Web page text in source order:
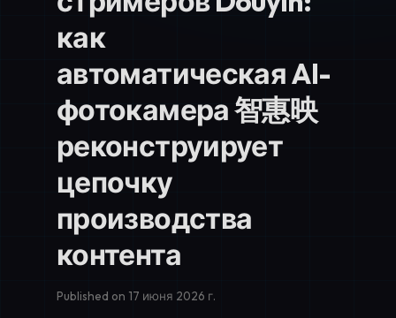
как
автоматическая AI-
фотокамера 智惠映
реконструирует
цепочку
производства
контента
Published on 17 июня 2026 г.